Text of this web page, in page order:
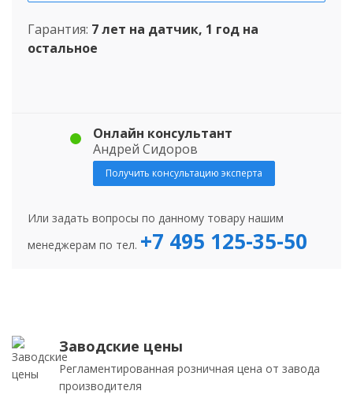
Гарантия: 7 лет на датчик, 1 год на
остальное
Онлайн консультант
Андрей Сидоров
Получить консультацию эксперта
Или задать вопросы по данному товару нашим
менеджерам по тел. +7 495 125-35-50
Заводские цены
Регламентированная розничная цена от завода
производителя